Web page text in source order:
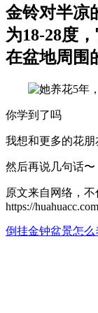
金铃对半凉
为18-28度
在盆地周围
你学到了吗
我想和更多的花朋
然后再说几句话〜
原文来自网络，
https://
倒挂金钟盆景怎么